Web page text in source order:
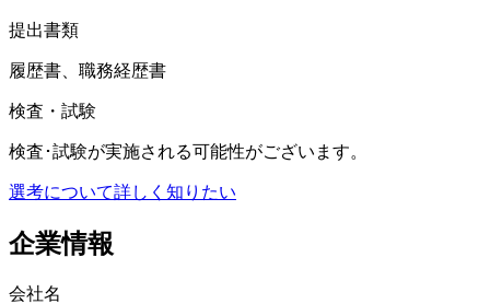
提出書類
履歴書、職務経歴書
検査・試験
検査･試験が実施される可能性がございます。
選考について詳しく知りたい
企業情報
会社名